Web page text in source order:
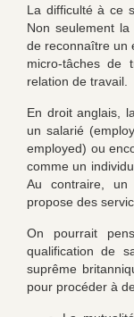
La difficulté à ce
Non seulement
de reconnaître un
micro-tâches de
relation de travail.
En droit anglais,
un salarié
employed) ou
comme un
Au contraire, un
propose des
On pourrait
qualification de
suprême
pour procéder à